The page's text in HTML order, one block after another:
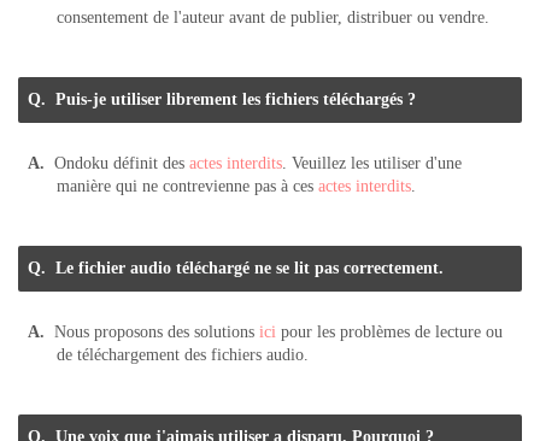
consentement de l'auteur avant de publier, distribuer ou vendre.
Puis-je utiliser librement les fichiers téléchargés ?
Ondoku définit des actes interdits. Veuillez les utiliser d'une
manière qui ne contrevienne pas à ces actes interdits.
Le fichier audio téléchargé ne se lit pas correctement.
Nous proposons des solutions ici pour les problèmes de lecture ou
de téléchargement des fichiers audio.
Une voix que j'aimais utiliser a disparu. Pourquoi ?